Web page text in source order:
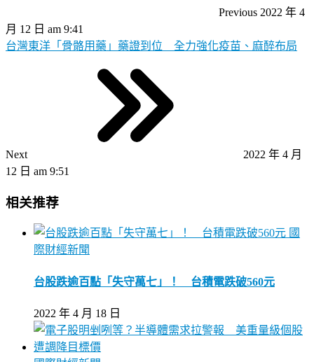
Previous 2022 年 4
月 12 日 am 9:41
台灣東洋「骨骼用藥」藥證到位 全力強化疫苗、麻醉布局
Next
2022 年 4 月
12 日 am 9:51
相关推荐
國
際財經新聞
台股跌逾百點「失守萬七」！ 台積電跌破560元
2022 年 4 月 18 日